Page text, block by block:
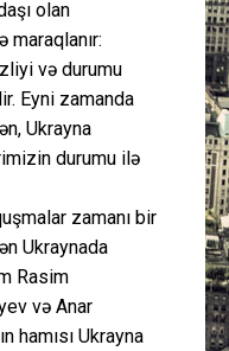
olan
maraqlanır:
və durumu
Eyni zamanda
Ukrayna
durumu ilə
zamanı bir
Ukraynada
Rasim
və Anar
hamısı Ukrayna